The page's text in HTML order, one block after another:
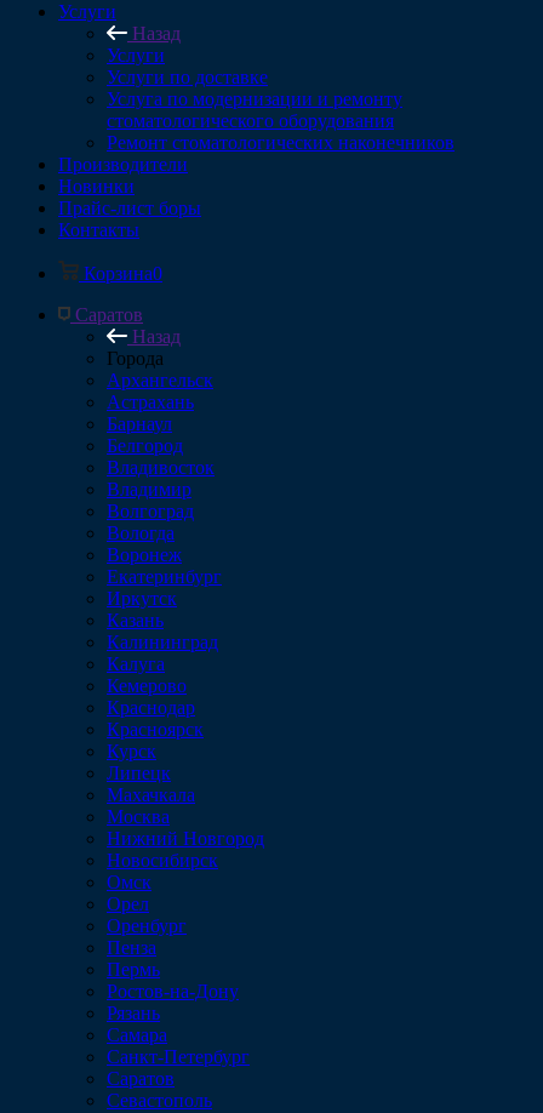
Услуги
Назад
Услуги
Услуги по доставке
Услуга по модернизации и ремонту
стоматологического оборудования
Ремонт стоматологических наконечников
Производители
Новинки
Прайс-лист боры
Контакты
Корзина0
Саратов
Назад
Города
Архангельск
Астрахань
Барнаул
Белгород
Владивосток
Владимир
Волгоград
Вологда
Воронеж
Екатеринбург
Иркутск
Казань
Калининград
Калуга
Кемерово
Краснодар
Красноярск
Курск
Липецк
Махачкала
Москва
Нижний Новгород
Новосибирск
Омск
Орел
Оренбург
Пенза
Пермь
Ростов-на-Дону
Рязань
Самара
Санкт-Петербург
Саратов
Севастополь